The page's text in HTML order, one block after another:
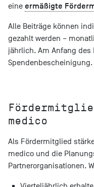
eine ermäßigte
Alle Beiträge können
gezahlt werden –
jährlich. Am Anfang des
Spendenbescheinigung.
medico
Als Fördermitglied
medico und die
Partnerorganisationen.